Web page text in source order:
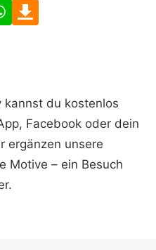
WhatsApp
kannst du kostenlos
Facebook oder dein
ergänzen unsere
Motive – ein Besuch